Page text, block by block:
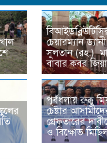
চেয়ারম্যান
সুলতান (রহ.)
বাবার কবর
পূর্বধলায় রুক্কু
চেষ্টার
গ্রেফতারের
ও বিক্ষোভ